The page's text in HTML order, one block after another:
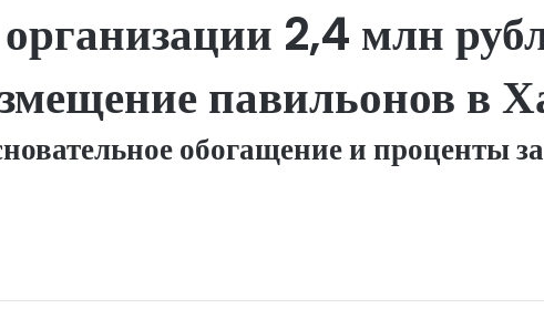
2,4 млн
павильонов в
обогащение и проценты